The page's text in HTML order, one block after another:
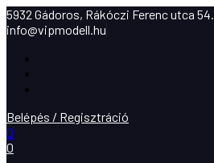
5932 Gádoros, Rákóczi Ferenc utca 54.
info@vipmodell.hu
Belépés / Regisztráció
0
0